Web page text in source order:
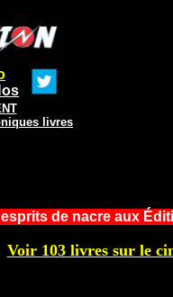
livres
de nacre aux
Voir 103 livres sur le